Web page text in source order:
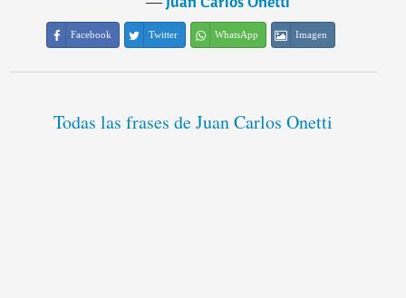
Facebook Twitter WhatsApp Imagen
Todas las frases de Juan Carlos Onetti